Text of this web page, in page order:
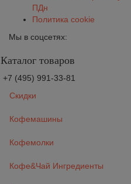
ПДн
Политика cookie
Мы в соцсетях:
Каталог товаров
+7 (495) 991-33-81
Скидки
Кофемашины
Кофемолки
Кофе&Чай Ингредиенты